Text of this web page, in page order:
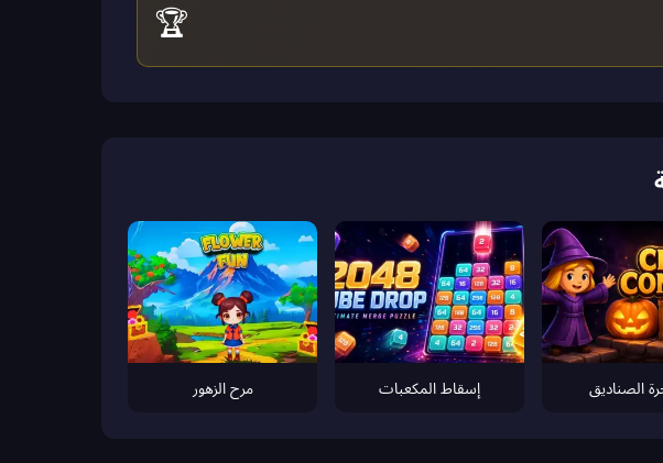
🏆
الصناديق إسقاط المكعبات مرح الزهور